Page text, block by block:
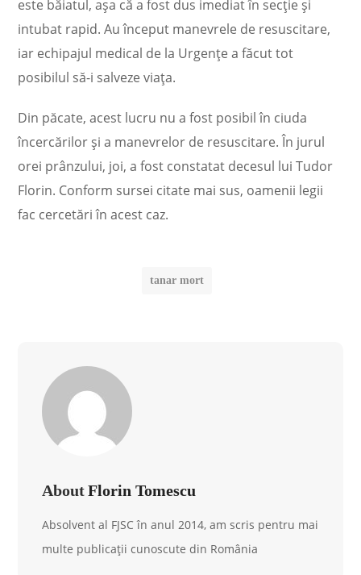
este băiatul, așa că a fost dus imediat în secție și
intubat rapid. Au început manevrele de resuscitare,
iar echipajul medical de la Urgențe a făcut tot
posibilul să-i salveze viața.
Din păcate, acest lucru nu a fost posibil în ciuda
încercărilor și a manevrelor de resuscitare. În jurul
orei prânzului, joi, a fost constatat decesul lui Tudor
Florin. Conform sursei citate mai sus, oamenii legii
fac cercetări în acest caz.
tanar mort
About Florin Tomescu
Absolvent al FJSC în anul 2014, am scris pentru mai
multe publicații cunoscute din România